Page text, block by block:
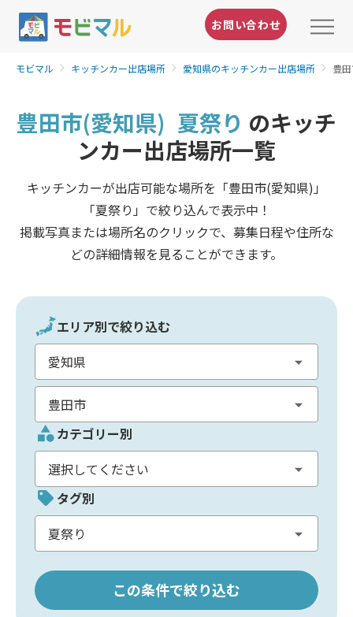
お問い合わせ
モビマル キッチンカー出店場所 愛知県のキッチンカー出店場所 豊
豊田市(愛知県) 夏祭り のキッチ
ンカー出店場所一覧
キッチンカーが出店可能な場所を「豊田市(愛知県)」
「夏祭り」で絞り込んで表示中！
掲載写真または場所名のクリックで、募集日程や住所な
どの詳細情報を見ることができます。
エリア別で絞り込む
カテゴリー別
タグ別
この条件で絞り込む